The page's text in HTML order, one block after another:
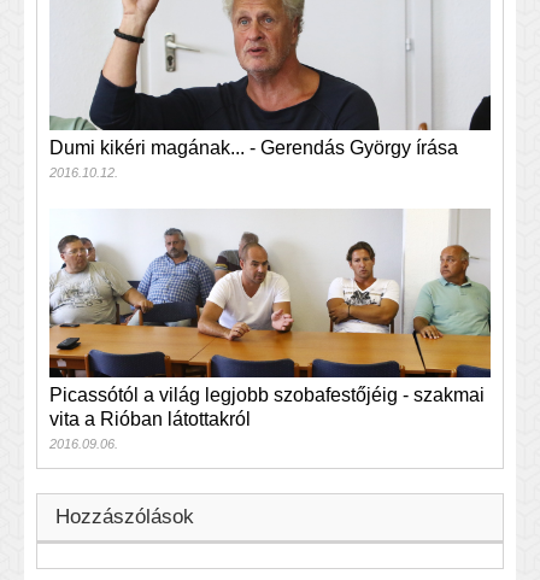
Dumi kikéri magának... - Gerendás György írása
2016.10.12.
Picassótól a világ legjobb szobafestőjéig - szakmai
vita a Rióban látottakról
2016.09.06.
Hozzászólások